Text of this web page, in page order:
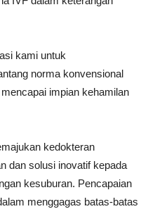
kami untuk
norma konvensional
impian kehamilan
kedokteran
dan solusi inovatif kepada
kesuburan. Pencapaian
menggagas batas-batas